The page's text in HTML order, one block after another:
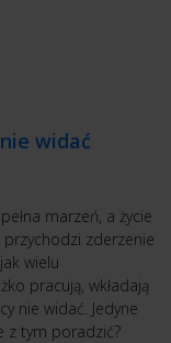
widać
marzeń, a życie
zderzenie
wielu
pracują, wkładają
nie widać. Jedyne
z tym poradzić?